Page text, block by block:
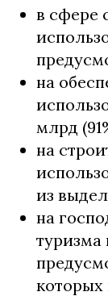
в сфере
на
млрд
на
из
на
туризма
которых